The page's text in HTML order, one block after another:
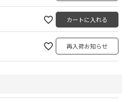
カートに入れる
再入荷お知らせ